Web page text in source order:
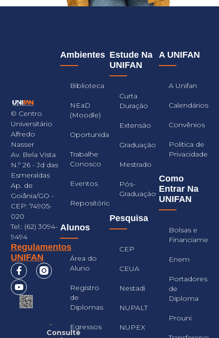
© Centro
Universitário
Alfredo
Nasser
Av. Bela Vista
N.º 26 - Jd das
Esmeraldas
Ap. de
Goiânia/GO -
CEP: 74905-
020
Tel.: (62) 3094-
9494
Regulamentos
UNIFAN
Consulte
A UNIFAN
A Unifan
Calendários
Convênios
Politica de
Privacidade
Como
Entrar Na
UNIFAN
Bolsas e
Enem
Portadores
de
Diploma
Prouni
Estude Na
UNIFAN
Curta
Duração
Extensão
Graduação
Mestrado
Pós-
Graduação
Pesquisa
CEP
CEUA
Nestadi
NUPALT
NUPEX
Ambientes
Biblioteca
NEaD
(Moodle)
Oportunidades
Trabalhe
Conosco
Eventos
Repositório
Alunos
Área do
Aluno
Registro
de
Diplomas
Egressos